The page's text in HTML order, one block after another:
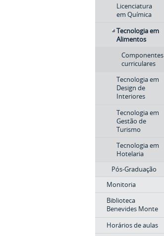
Licenciatura
em Química
Tecnologia em
Alimentos
Componentes
curriculares
Tecnologia em
Design de
Interiores
Tecnologia em
Gestão de
Turismo
Tecnologia em
Hotelaria
Pós-Graduação
Monitoria
Biblioteca
Benevides Monte
Horários de aulas